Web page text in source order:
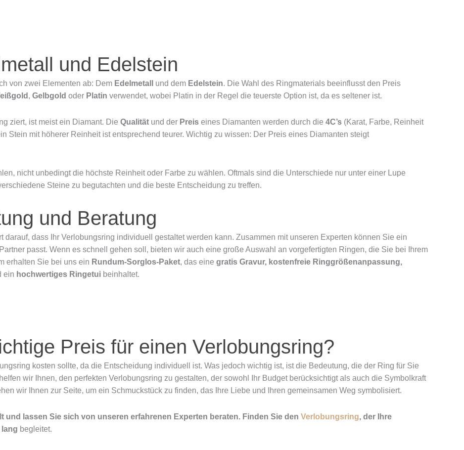
und Edelstein
von zwei Elementen ab: Dem Edelmetall und dem Edelstein. Die Wahl des Ringmaterials beeinflusst den Preis
, Gelbgold oder Platin verwendet, wobei Platin in der Regel die teuerste Option ist, da es seltener ist.
ziert, ist meist ein Diamant. Die Qualität und der Preis eines Diamanten werden durch die 4C’s (Karat, Farbe, Reinheit
Stein mit höherer Reinheit ist entsprechend teurer. Wichtig zu wissen: Der Preis eines Diamanten steigt
nicht unbedingt die höchste Reinheit oder Farbe zu wählen. Oftmals sind die Unterschiede nur unter einer Lupe
Steine zu begutachten und die beste Entscheidung zu treffen.
und Beratung
darauf, dass Ihr Verlobungsring individuell gestaltet werden kann. Zusammen mit unseren Experten können Sie ein
passt. Wenn es schnell gehen soll, bieten wir auch eine große Auswahl an vorgefertigten Ringen, die Sie bei Ihrem
erhalten Sie bei uns ein Rundum-Sorglos-Paket, das eine gratis Gravur, kostenfreie Ringgrößenanpassung,
ein hochwertiges Ringetui beinhaltet.
Preis für einen Verlobungsring?
kosten sollte, da die Entscheidung individuell ist. Was jedoch wichtig ist, ist die Bedeutung, die der Ring für Sie
wir Ihnen, den perfekten Verlobungsring zu gestalten, der sowohl Ihr Budget berücksichtigt als auch die Symbolkraft
wir Ihnen zur Seite, um ein Schmuckstück zu finden, das Ihre Liebe und Ihren gemeinsamen Weg symbolisiert.
und lassen Sie sich von unseren erfahrenen Experten beraten. Finden Sie den Verlobungsring, der Ihre
begleitet.